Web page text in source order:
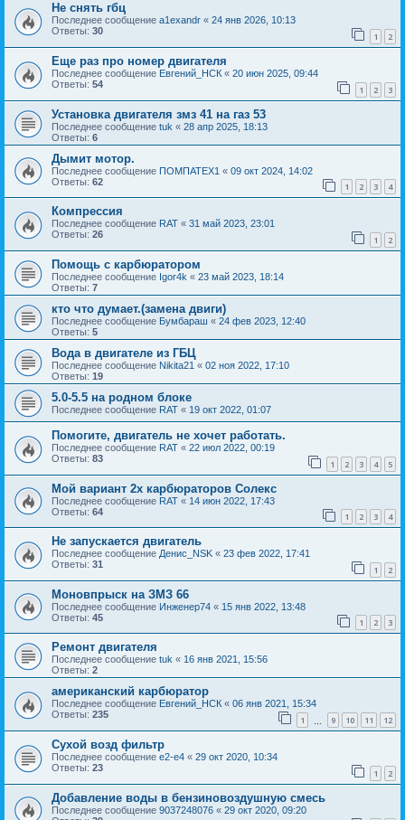
Не снять гбц
Последнее сообщение a1exandr « 24 янв 2026, 10:13
Ответы: 30 1 2
Еще раз про номер двигателя
Последнее сообщение Евгений_НСК « 20 июн 2025, 09:44
Ответы: 54 1 2 3
Установка двигателя змз 41 на газ 53
Последнее сообщение tuk « 28 апр 2025, 18:13
Ответы: 6
Дымит мотор.
Последнее сообщение ПОМПАТЕХ1 « 09 окт 2024, 14:02
Ответы: 62 1 2 3 4
Компрессия
Последнее сообщение RAT « 31 май 2023, 23:01
Ответы: 26 1 2
Помощь с карбюратором
Последнее сообщение Igor4k « 23 май 2023, 18:14
Ответы: 7
кто что думает.(замена двиги)
Последнее сообщение Бумбараш « 24 фев 2023, 12:40
Ответы: 5
Вода в двигателе из ГБЦ
Последнее сообщение Nikita21 « 02 ноя 2022, 17:10
Ответы: 19
5.0-5.5 на родном блоке
Последнее сообщение RAT « 19 окт 2022, 01:07
Помогите, двигатель не хочет работать.
Последнее сообщение RAT « 22 июл 2022, 00:19
Ответы: 83 1 2 3 4 5
Мой вариант 2х карбюраторов Солекс
Последнее сообщение RAT « 14 июн 2022, 17:43
Ответы: 64 1 2 3 4
Не запускается двигатель
Последнее сообщение Денис_NSK « 23 фев 2022, 17:41
Ответы: 31 1 2
Моновпрыск на ЗМЗ 66
Последнее сообщение Инженер74 « 15 янв 2022, 13:48
Ответы: 45 1 2 3
Ремонт двигателя
Последнее сообщение tuk « 16 янв 2021, 15:56
Ответы: 2
американский карбюратор
Последнее сообщение Евгений_НСК « 06 янв 2021, 15:34
Ответы: 235 1 9 10 11 12
Сухой возд фильтр
Последнее сообщение e2-e4 « 29 окт 2020, 10:34
Ответы: 23 1 2
Добавление воды в бензиновоздушную смесь
Последнее сообщение 9037248076 « 29 окт 2020, 09:20